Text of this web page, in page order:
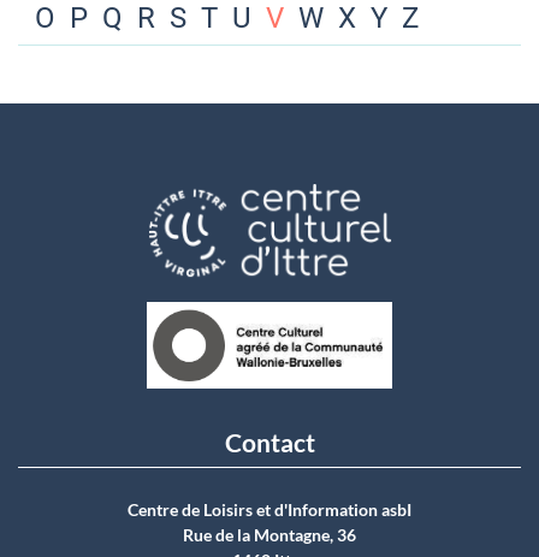
O P Q R S T U V W X Y Z
Contact
Centre de Loisirs et d'Information asbI
Rue de la Montagne, 36